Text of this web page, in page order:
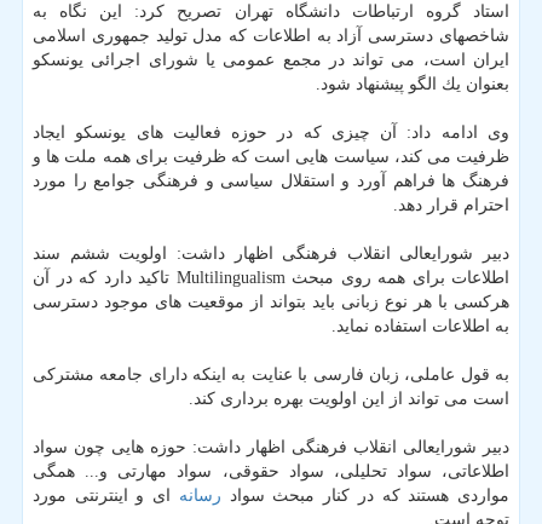
استاد گروه ارتباطات دانشگاه تهران تصریح كرد: این نگاه به
شاخصهای دسترسی آزاد به اطلاعات كه مدل تولید جمهوری اسلامی
ایران است، می تواند در مجمع عمومی یا شورای اجرائی یونسكو
بعنوان یك الگو پیشنهاد شود.
وی ادامه داد: آن چیزی كه در حوزه فعالیت های یونسكو ایجاد
ظرفیت می كند، سیاست هایی است كه ظرفیت برای همه ملت ها و
فرهنگ ها فراهم آورد و استقلال سیاسی و فرهنگی جوامع را مورد
احترام قرار دهد.
دبیر شورایعالی انقلاب فرهنگی اظهار داشت: اولویت ششم سند
اطلاعات برای همه روی مبحث Multilingualism تاكید دارد كه در آن
هركسی با هر نوع زبانی باید بتواند از موقعیت های موجود دسترسی
به اطلاعات استفاده نماید.
به قول عاملی، زبان فارسی با عنایت به اینكه دارای جامعه مشتركی
است می تواند از این اولویت بهره برداری كند.
دبیر شورایعالی انقلاب فرهنگی اظهار داشت: حوزه هایی چون سواد
اطلاعاتی، سواد تحلیلی، سواد حقوقی، سواد مهارتی و... همگی
مواردی هستند كه در كنار مبحث سواد رسانه ای و اینترنتی مورد
توجه است.